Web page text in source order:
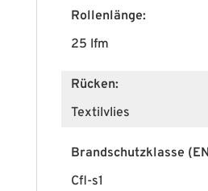
Rollenlänge:
25 lfm
Rücken:
Textilvlies
Brandschutzklasse
Cfl-s1